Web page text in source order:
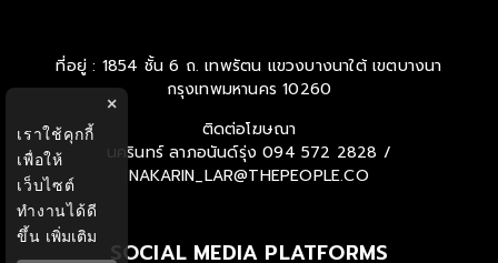
ที่อยู่ : 1854 ชั้น 6 ถ. เทพรัตน แขวงบางนาใต้ เขตบางนา
กรุงเทพมหานคร 10260
ติดต่อโฆษณา
นครินทร์ ลาภอนันด์รุ่ง 094 572 2828 /
NAKARIN_LAR@THEPEOPLE.CO
SOCIAL MEDIA PLATFORMS
×
เราใช้คุกกี้
เพื่อให้
เว็บไซต์
ทำงานได้ดี
ขึ้น เพิ่มเติม